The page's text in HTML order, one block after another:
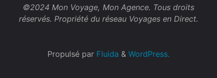
©2024 Mon Voyage, Mon Agence. Tous droits
réservés. Propriété du réseau Voyages en Direct.
Propulsé par Fluida & WordPress.